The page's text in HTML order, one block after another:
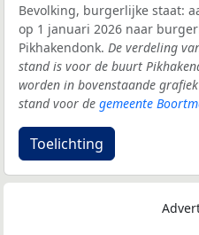
Bevolking, burgerlijke staat:
op 1 januari 2026 naar
Pikhakendonk. De verdeling
stand is voor de buurt
worden in bovenstaande
stand voor de gemeente
Toelichting